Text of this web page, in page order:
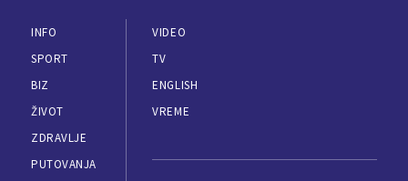
INFO
SPORT
BIZ
ŽIVOT
ZDRAVLJE
PUTOVANJA
VIDEO
TV
ENGLISH
VREME